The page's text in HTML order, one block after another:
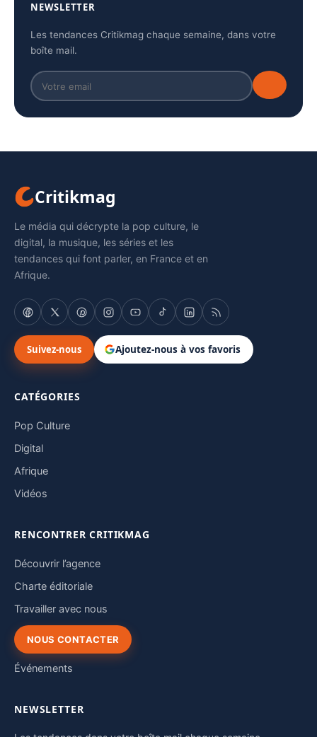
NEWSLETTER
Les tendances Critikmag chaque semaine, dans votre
boîte mail.
Critikmag
Le média qui décrypte la pop culture, le
digital, la musique, les séries et les
tendances qui font parler, en France et en
Afrique.
Suivez-nous Ajoutez-nous à vos favoris
CATÉGORIES
Pop Culture
Digital
Afrique
Vidéos
RENCONTRER CRITIKMAG
Découvrir l’agence
Charte éditoriale
Travailler avec nous
NOUS CONTACTER
Événements
NEWSLETTER